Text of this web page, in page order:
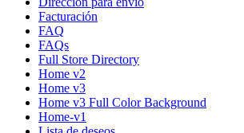
Facturación
FAQ
FAQs
Full Store Directory
Home v2
Home v3
Home v3 Full Color Background
Home-v1